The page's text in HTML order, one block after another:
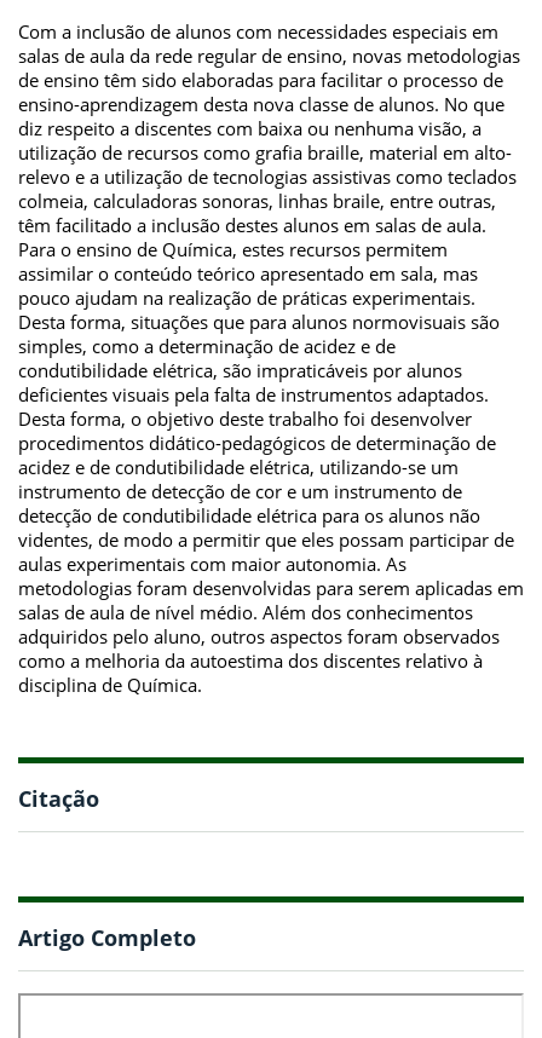
Com a inclusão de alunos com necessidades especiais em
salas de aula da rede regular de ensino, novas metodologias
de ensino têm sido elaboradas para facilitar o processo de
ensino-aprendizagem desta nova classe de alunos. No que
diz respeito a discentes com baixa ou nenhuma visão, a
utilização de recursos como grafia braille, material em alto-
relevo e a utilização de tecnologias assistivas como teclados
colmeia, calculadoras sonoras, linhas braile, entre outras,
têm facilitado a inclusão destes alunos em salas de aula.
Para o ensino de Química, estes recursos permitem
assimilar o conteúdo teórico apresentado em sala, mas
pouco ajudam na realização de práticas experimentais.
Desta forma, situações que para alunos normovisuais são
simples, como a determinação de acidez e de
condutibilidade elétrica, são impraticáveis por alunos
deficientes visuais pela falta de instrumentos adaptados.
Desta forma, o objetivo deste trabalho foi desenvolver
procedimentos didático-pedagógicos de determinação de
acidez e de condutibilidade elétrica, utilizando-se um
instrumento de detecção de cor e um instrumento de
detecção de condutibilidade elétrica para os alunos não
videntes, de modo a permitir que eles possam participar de
aulas experimentais com maior autonomia. As
metodologias foram desenvolvidas para serem aplicadas em
salas de aula de nível médio. Além dos conhecimentos
adquiridos pelo aluno, outros aspectos foram observados
como a melhoria da autoestima dos discentes relativo à
disciplina de Química.
Citação
Artigo Completo